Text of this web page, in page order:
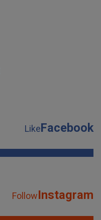
LikeFacebook
FollowInstagram